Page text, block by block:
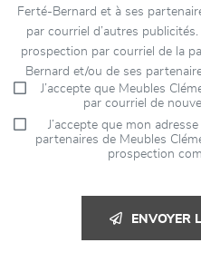
Ferté-Bernard et à ses
par courriel d’autres
prospection par courriel de la
Bernard et/ou de ses
J’accepte que Meubles
par courriel de
J’accepte que mon
partenaires de Meubles
prospection
ENVOYER